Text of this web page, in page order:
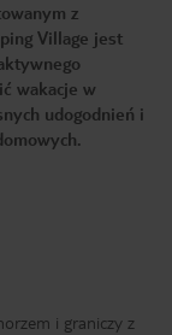
z
Village jest
wakacje w
udogodnień i
i graniczy z